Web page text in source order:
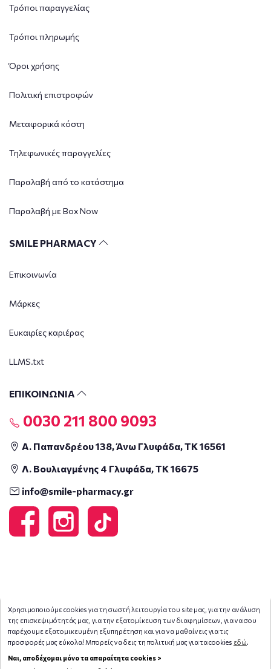
Χρησιμοποιούμε cookies για τη σωστή λειτουργία του site μας, για την ανάλυση
της επισκεψιμότητάς μας, για την εξατομίκευση των διαφημίσεων, για να σου
παρέχουμε εξατομικευμένη εξυπηρέτηση και για να μαθαίνεις για τις
προσφορές μας εύκολα! Μπορείς να δεις τη πολιτική μας για τα cookies εδώ.
Ναι, αποδέχομαι μόνο τα απαραίτητα cookies >
Τρόποι παραγγελίας
Τρόποι πληρωμής
Όροι χρήσης
Πολιτική επιστροφών
Μεταφορικά κόστη
Τηλεφωνικές παραγγελίες
Παραλαβή από το κατάστημα
Παραλαβή με Box Now
SMILE PHARMACY
Επικοινωνία
Μάρκες
Ευκαιρίες καριέρας
LLMS.txt
ΕΠΙΚΟΙΝΩΝΙΑ
0030 211 800 9093
Α. Παπανδρέου 138, Άνω Γλυφάδα, ΤΚ 16561
Λ. Βουλιαγμένης 4 Γλυφάδα, ΤΚ 16675
info@smile-pharmacy.gr